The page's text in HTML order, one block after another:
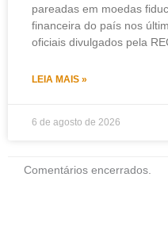
pareadas em moedas
financeira do país nos
oficiais divulgados pela
LEIA MAIS »
6 de agosto de 2026
Comentários encerrados.